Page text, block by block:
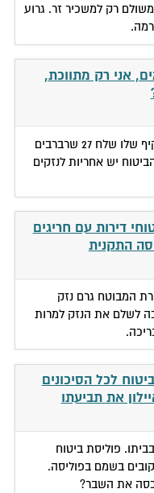
רק למשכיר זר. גרוע
אני רק מתווכת,
דירת המבוטח הוצפה במים. ביטוח המקיף שלו שלח 27 שרברבים
יש אחריות לנזקים
דירות עם חריגים
התקנית
המבוטח גרם נזק
לשלם את הנזק למרות
לכל הסיכונים
את תביעתו
פוליסת ביטוח
בשמם בפוליסה.
את השבר?